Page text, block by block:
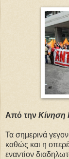
Από την Κίνηση
Τα σημερινά
καθώς και η
εναντίον